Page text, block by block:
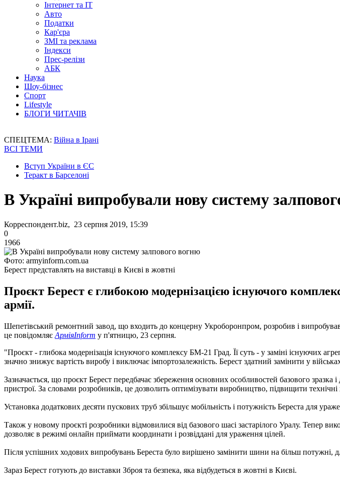
Інтернет та IT
Авто
Податки
Кар'єра
ЗМІ та реклама
Індекси
Прес-релізи
АБК
Наука
Шоу-бізнес
Спорт
Lifestyle
БЛОГИ ЧИТАЧІВ
СПЕЦТЕМА: Війна в Ірані
ВСІ ТЕМИ
Вступ України в ЄС
Теракт в Барселоні
В Україні випробували нову систему
Корреспондент.biz, 23 серпня 2019, 15:39
0
1966
Фото: armyinform.com.ua
Берест представлять на виставці в Києві в жовтні
Проєкт Берест є глибокою модернізацією існуючого
армії.
Шепетівський ремонтний завод, що входить до концерну Укроборонпром, розробив і
це повідомляє АрміяInform у п'ятницю, 23 серпня.
"Проєкт - глибока модернізація існуючого комплексу БМ-21 Град. Її суть - у заміні існуючих
значно знижує вартість виробу і виключає імпортозалежність. Берест здатний замінити у
Зазначається, що проєкт Берест передбачає збереження основних особливостей базового зразка
пристрої. За словами розробників, це дозволить оптимізувати виробництво, підвищити
Установка додаткових десяти пускових труб збільшує мобільність і потужність Береста для
Також у новому проєкті розробники відмовилися від базового шасі застарілого Уралу. Тепер
дозволяє в режимі онлайн приймати координати і розвіддані для ураження цілей.
Після успішних ходових випробувань Береста було вирішено замінити шини на більш потужні,
Зараз Берест готують до виставки Зброя та безпека, яка відбудеться в жовтні в Києві.